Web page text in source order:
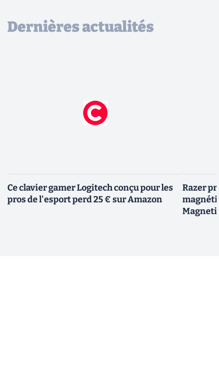
Dernières actualités
Ce clavier gamer Logitech conçu pour les
pros de l'esport perd 25 € sur Amazon
Razer